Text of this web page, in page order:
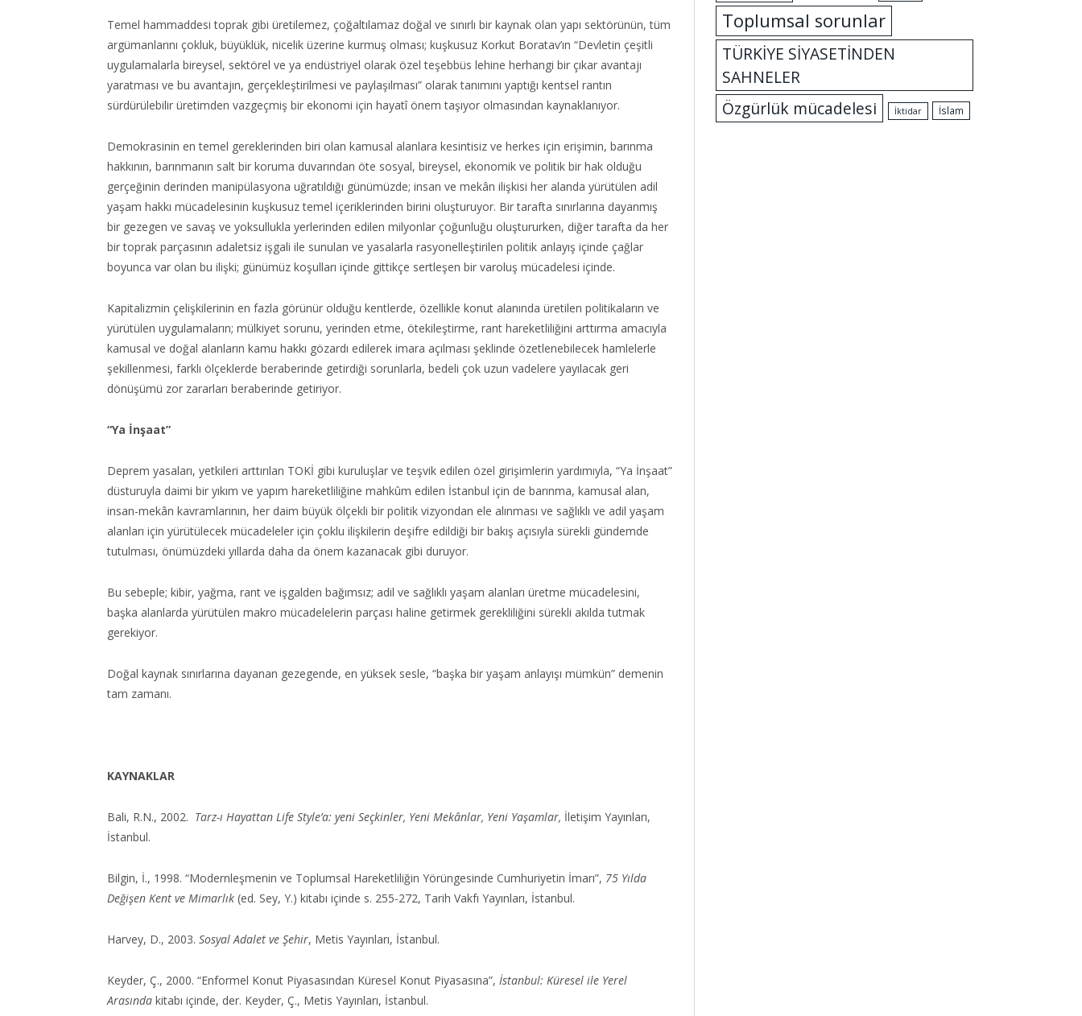
Temel hammaddesi toprak gibi üretilemez, çoğaltılamaz doğal ve sınırlı bir kaynak olan yapı sektörünün, tüm
argümanlarını çokluk, büyüklük, nicelik üzerine kurmuş olması; kuşkusuz Korkut Boratav’ın “Devletin çeşitli
uygulamalarla bireysel, sektörel ve ya endüstriyel olarak özel teşebbüs lehine herhangi bir çıkar avantajı
yaratması ve bu avantajın, gerçekleştirilmesi ve paylaşılması” olarak tanımını yaptığı kentsel rantın
sürdürülebilir üretimden vazgeçmiş bir ekonomi için hayatî önem taşıyor olmasından kaynaklanıyor.
Demokrasinin en temel gereklerinden biri olan kamusal alanlara kesintisiz ve herkes için erişimin, barınma
hakkının, barınmanın salt bir koruma duvarından öte sosyal, bireysel, ekonomik ve politik bir hak olduğu
gerçeğinin derinden manipülasyona uğratıldığı günümüzde; insan ve mekân ilişkisi her alanda yürütülen adil
yaşam hakkı mücadelesinin kuşkusuz temel içeriklerinden birini oluşturuyor. Bir tarafta sınırlarına dayanmış
bir gezegen ve savaş ve yoksullukla yerlerinden edilen milyonlar çoğunluğu oluştururken, diğer tarafta da her
bir toprak parçasının adaletsiz işgali ile sunulan ve yasalarla rasyonelleştirilen politik anlayış içinde çağlar
boyunca var olan bu ilişki; günümüz koşulları içinde gittikçe sertleşen bir varoluş mücadelesi içinde.
Kapitalizmin çelişkilerinin en fazla görünür olduğu kentlerde, özellikle konut alanında üretilen politikaların ve
yürütülen uygulamaların; mülkiyet sorunu, yerinden etme, ötekileştirme, rant hareketliliğini arttırma amacıyla
kamusal ve doğal alanların kamu hakkı gözardı edilerek imara açılması şeklinde özetlenebilecek hamlelerle
şekillenmesi, farklı ölçeklerde beraberinde getirdiği sorunlarla, bedeli çok uzun vadelere yayılacak geri
dönüşümü zor zararları beraberinde getiriyor.
“Ya İnşaat”
Deprem yasaları, yetkileri arttırılan TOKİ gibi kuruluşlar ve teşvik edilen özel girişimlerin yardımıyla, “Ya İnşaat”
düsturuyla daimi bir yıkım ve yapım hareketliliğine mahkûm edilen İstanbul için de barınma, kamusal alan,
insan-mekân kavramlarının, her daim büyük ölçekli bir politik vizyondan ele alınması ve sağlıklı ve adil yaşam
alanları için yürütülecek mücadeleler için çoklu ilişkilerin deşifre edildiği bir bakış açısıyla sürekli gündemde
tutulması, önümüzdeki yıllarda daha da önem kazanacak gibi duruyor.
Bu sebeple; kibir, yağma, rant ve işgalden bağımsız; adil ve sağlıklı yaşam alanları üretme mücadelesini,
başka alanlarda yürütülen makro mücadelelerin parçası haline getirmek gerekliliğini sürekli akılda tutmak
gerekiyor.
Doğal kaynak sınırlarına dayanan gezegende, en yüksek sesle, “başka bir yaşam anlayışı mümkün” demenin
tam zamanı.
KAYNAKLAR
Bali, R.N., 2002. Tarz-ı Hayattan Life Style’a: yeni Seçkinler, Yeni Mekânlar, Yeni Yaşamlar, İletişim Yayınları,
İstanbul.
Bilgin, İ., 1998. “Modernleşmenin ve Toplumsal Hareketliliğin Yörüngesinde Cumhuriyetin İmarı”, 75 Yılda
Değişen Kent ve Mimarlık (ed. Sey, Y.) kitabı içinde s. 255-272, Tarih Vakfı Yayınları, İstanbul.
Harvey, D., 2003. Sosyal Adalet ve Şehir, Metis Yayınları, İstanbul.
Keyder, Ç., 2000. “Enformel Konut Piyasasından Küresel Konut Piyasasına”, İstanbul: Küresel ile Yerel
Arasında kitabı içinde, der. Keyder, Ç., Metis Yayınları, İstanbul.
Toplumsal sorunlar
TÜRKİYE SİYASETİNDEN
SAHNELER
Özgürlük mücadelesi
İktidar İslam